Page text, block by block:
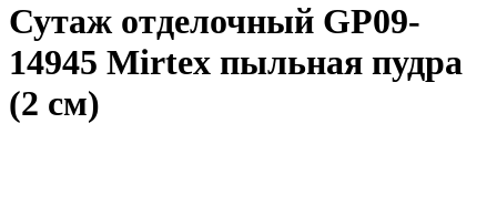
Сутаж отделочный GP09-
14945 Mirtex пыльная пудра
(2 см)